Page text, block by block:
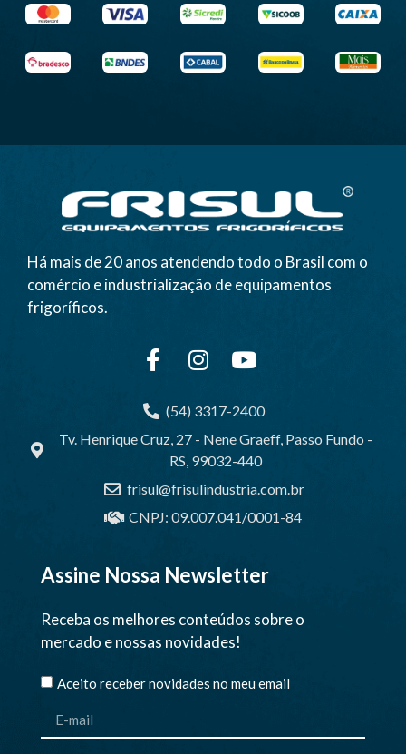
Há mais de 20 anos atendendo todo o Brasil com o
comércio e industrialização de equipamentos
frigoríficos.
(54) 3317-2400
Tv. Henrique Cruz, 27 - Nene Graeff, Passo Fundo -
RS, 99032-440
frisul@frisulindustria.com.br
CNPJ: 09.007.041/0001-84
Assine Nossa Newsletter
Receba os melhores conteúdos sobre o
mercado e nossas novidades!
Aceito receber novidades no meu email